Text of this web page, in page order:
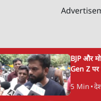
BJP और
Gen Z पर
5 Min •